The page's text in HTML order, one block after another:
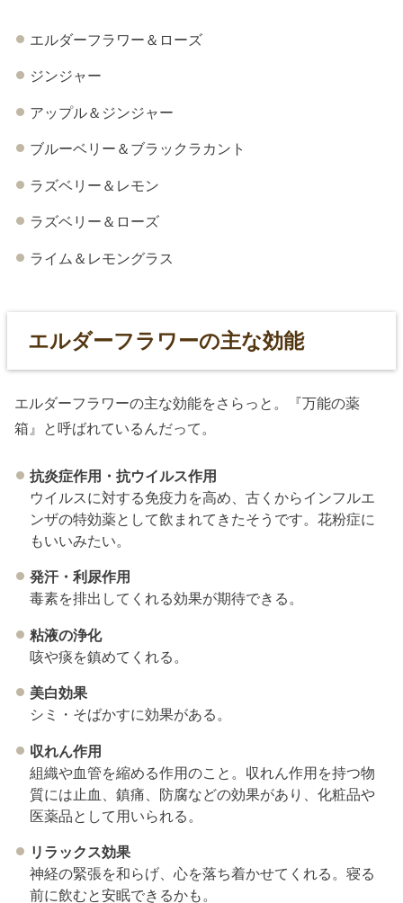
エルダーフラワー＆ローズ
ジンジャー
アップル＆ジンジャー
ブルーベリー＆ブラックラカント
ラズベリー＆レモン
ラズベリー＆ローズ
ライム＆レモングラス
エルダーフラワーの主な効能
エルダーフラワーの主な効能をさらっと。『万能の薬
箱』と呼ばれているんだって。
抗炎症作用・抗ウイルス作用
ウイルスに対する免疫力を高め、古くからインフルエ
ンザの特効薬として飲まれてきたそうです。花粉症に
もいいみたい。
発汗・利尿作用
毒素を排出してくれる効果が期待できる。
粘液の浄化
咳や痰を鎮めてくれる。
美白効果
シミ・そばかすに効果がある。
収れん作用
組織や血管を縮める作用のこと。収れん作用を持つ物
質には止血、鎮痛、防腐などの効果があり、化粧品や
医薬品として用いられる。
リラックス効果
神経の緊張を和らげ、心を落ち着かせてくれる。寝る
前に飲むと安眠できるかも。